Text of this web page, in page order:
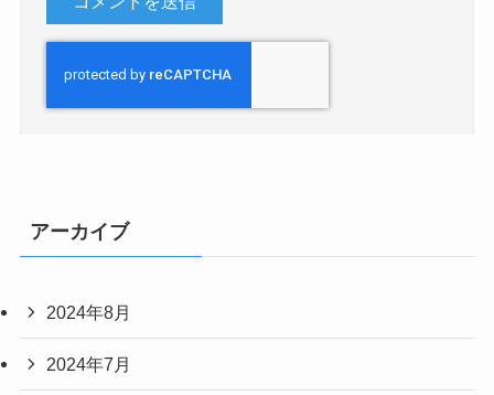
アーカイブ
2024年8月
2024年7月